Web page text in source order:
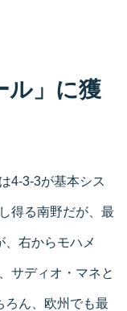
ル」に獲
4-3-3が基本シス
得る南野だが、最
、右からモハメ
サディオ・マネと
ろん、欧州でも最